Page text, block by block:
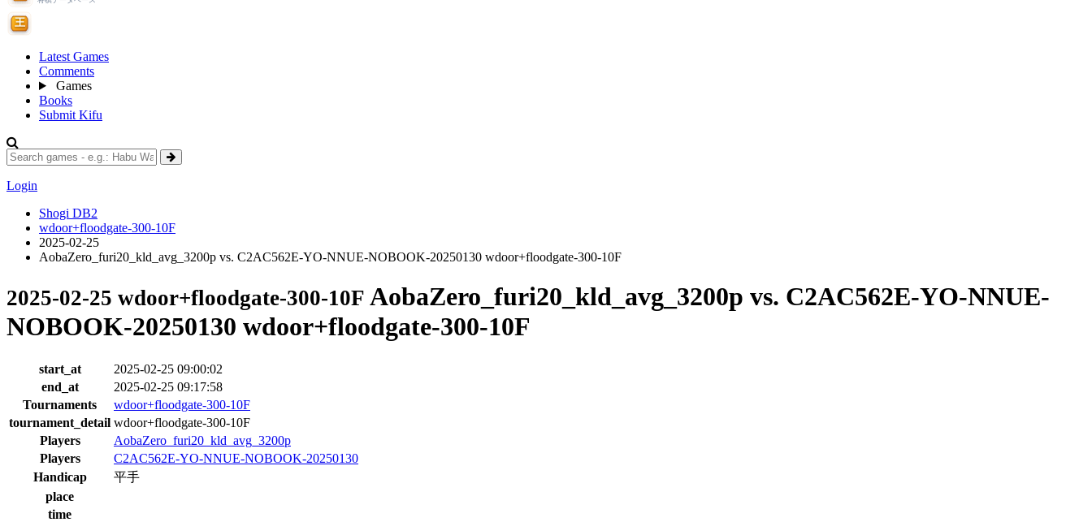
Latest Games
Comments
Games
Books
Submit Kifu
Login
Shogi DB2
wdoor+floodgate-300-10F
2025-02-25
AobaZero_furi20_kld_avg_3200p vs. C2AC562E-YO-NNUE-NOBOOK-20250130 wdoor+floodgate-300-10F
2025-02-25 wdoor+floodgate-300-10F AobaZero_furi20_kld_avg_3200p vs. C2AC562E-YO-NNUE-
NOBOOK-20250130 wdoor+floodgate-300-10F
start_at
2025-02-25 09:00:02
end_at
2025-02-25 09:17:58
Tournaments
wdoor+floodgate-300-10F
tournament_detail wdoor+floodgate-300-10F
Players
AobaZero_furi20_kld_avg_3200p
Players
C2AC562E-YO-NNUE-NOBOOK-20250130
Handicap
平手
place
time